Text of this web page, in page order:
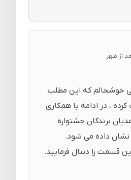
خوشحالم که این مطلب
، در ادامه با همکاری
برندگان جشنواره
نشان داده می شود.
قسمت را دنبال فرمایید.